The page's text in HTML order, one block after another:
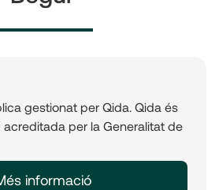
gestionat per Qida. Qida és
per la Generalitat de
informació